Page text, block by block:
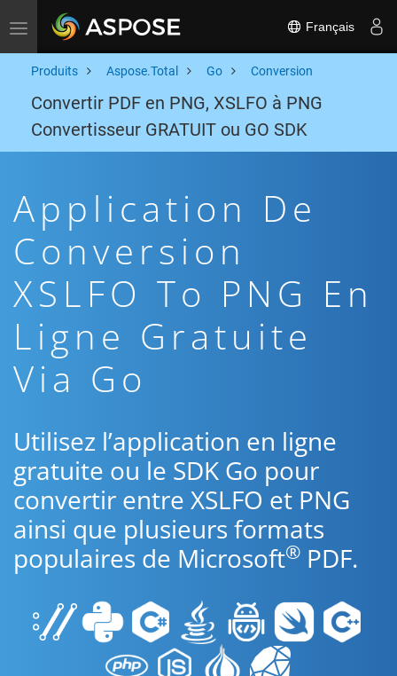
Toggle navigation Français
Produits Aspose.Total Go Conversion
Convertir PDF en PNG, XSLFO à PNG
Convertisseur GRATUIT ou GO SDK
Application De
Conversion
XSLFO To PNG En
Ligne Gratuite
Via Go
Utilisez l’application en ligne
gratuite ou le SDK Go pour
convertir entre XSLFO et PNG
ainsi que plusieurs formats
populaires de Microsoft® PDF.